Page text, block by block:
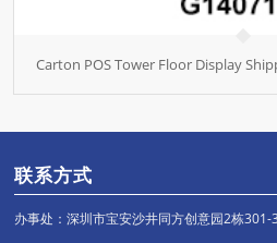
Carton POS Tower Floor Display
联系方式
办事处：深圳市宝安沙井同方创意园2栋301-